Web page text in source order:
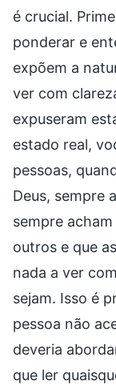
é crucial.
ponderar e
expõem a
ver com
expuseram
estado real,
pessoas,
Deus, sempre
sempre
outros e que
nada a ver
sejam. Isso é
pessoa não
deveria
que ler